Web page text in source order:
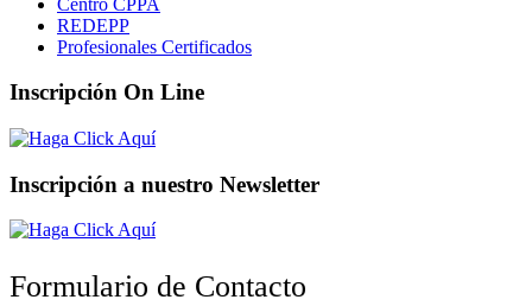
REDEPP
Profesionales Certificados
Inscripción On Line
Inscripción a nuestro Newsletter
Formulario de Contacto